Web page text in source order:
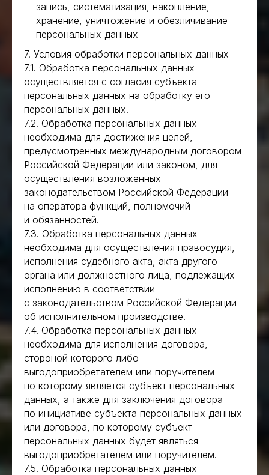
запись, систематизация, накопление,
хранение, уничтожение и обезличивание
персональных данных
7. Условия обработки персональных данных
7.1. Обработка персональных данных
осуществляется с согласия субъекта
персональных данных на обработку его
персональных данных.
7.2. Обработка персональных данных
необходима для достижения целей,
предусмотренных международным договором
Российской Федерации или законом, для
осуществления возложенных
законодательством Российской Федерации
на оператора функций, полномочий
и обязанностей.
7.3. Обработка персональных данных
необходима для осуществления правосудия,
исполнения судебного акта, акта другого
органа или должностного лица, подлежащих
исполнению в соответствии
с законодательством Российской Федерации
об исполнительном производстве.
7.4. Обработка персональных данных
необходима для исполнения договора,
стороной которого либо
выгодоприобретателем или поручителем
по которому является субъект персональных
данных, а также для заключения договора
по инициативе субъекта персональных данных
или договора, по которому субъект
персональных данных будет являться
выгодоприобретателем или поручителем.
7.5. Обработка персональных данных